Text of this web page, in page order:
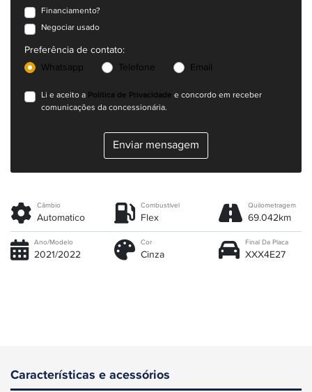
Financiamento?
Negociar usado
Preferência de contato:
Whatsapp
Telefone Email
Li e aceito a Política de Privacidade e concordo em receber
comunicações da concessionária.
Enviar mensagem
Câmbio
Automatico
Combustível
Flex
Quilometragem
69.042km
Ano/Modelo
2021/2022
Cor
Cinza
Final Da Placa
XXX4E27
Características e acessórios